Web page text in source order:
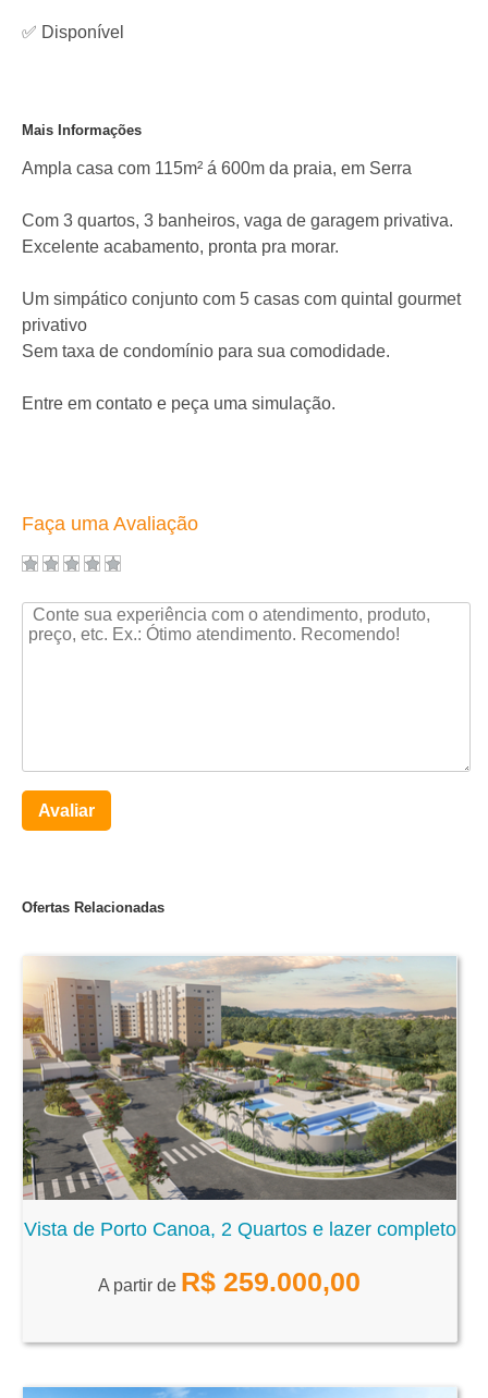
✅ Disponível
Mais Informações
Ampla casa com 115m² á 600m da praia, em Serra
Com 3 quartos, 3 banheiros, vaga de garagem privativa.
Excelente acabamento, pronta pra morar.
Um simpático conjunto com 5 casas com quintal gourmet
privativo
Sem taxa de condomínio para sua comodidade.
Entre em contato e peça uma simulação.
Faça uma Avaliação
Avaliar
Ofertas Relacionadas
Vista de Porto Canoa, 2 Quartos e lazer completo
A partir de R$ 259.000,00